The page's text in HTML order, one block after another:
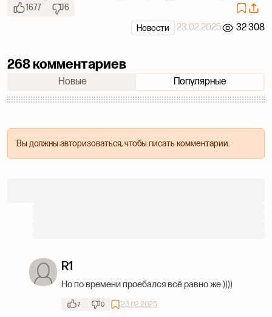
1677
6
23.02.2025 32 308
Новости
268 комментариев
Новые Популярные
Вы должны авторизоваться, чтобы писать комментарии.
R1
Но по времени проебался всё равно же ))))
7 0 23.02.2025